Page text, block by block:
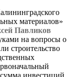
материалов»
Павликов
на вопросы о
строительство
инвестиций